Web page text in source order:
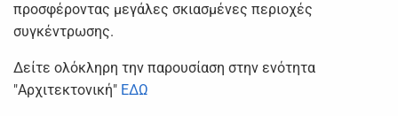
προσφέροντας μεγάλες σκιασμένες περιοχές
συγκέντρωσης.
Δείτε ολόκληρη την παρουσίαση στην ενότητα
"Αρχιτεκτονική" ΕΔΩ